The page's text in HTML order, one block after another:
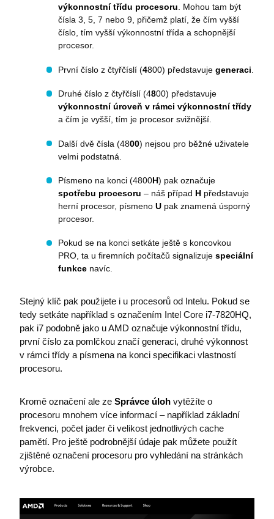
výkonnostní třídu procesoru. Mohou tam být
čísla 3, 5, 7 nebo 9, přičemž platí, že čím vyšší
číslo, tím vyšší výkonnostní třída a schopnější
procesor.
První číslo z čtyřčíslí (4800) představujegeneraci
Druhé číslo z čtyřčíslí (4800) představuje
výkonnostní úroveň v rámci výkonnostní třídy
a čím je vyšší, tím je procesor svižnější.
Další dvě čísla (4800) nejsou pro běžné uživatele
velmi podstatná.
Písmeno na konci (4800H) pak označuje
spotřebu procesoru – náš případ H představuje
herní procesor, písmenoU pak znamená úsporný
procesor.
Pokud se na konci setkáte ještě s koncovkou
PRO, ta u firemních počítačů signalizujespeciální
funkce navíc.
Stejný klíč pak použijete i u procesorů od Intelu. Pokud se
tedy setkáte například s označením Intel Core i7-7820HQ,
pak i7 podobně jako u AMD označuje výkonnostní třídu,
první číslo za pomlčkou značí generaci, druhé výkonnost
v rámci třídy a písmena na konci specifikaci vlastností
procesoru.
Kromě označení ale ze Správce úloh vytěžíte o
procesoru mnohem více informací – například základní
frekvenci, počet jader či velikost jednotlivých cache
pamětí. Pro ještě podrobnější údaje pak můžete použít
zjištěné označení procesoru pro vyhledání na stránkách
výrobce.
I6BASKETCOUNT eshop.premocz.eu
sptnavigator eshop.premocz.eu
I6_COMPARE eshop.premocz.eu
ASPSESSIONIDCWQCQCRS eshop.premocz.eu